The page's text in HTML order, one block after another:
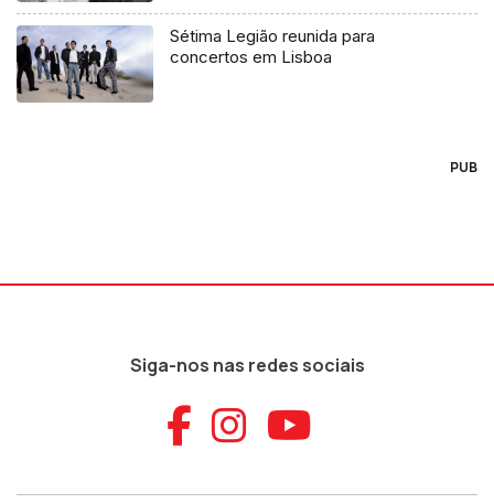
Sétima Legião reunida para
concertos em Lisboa
PUB
Siga-nos nas redes sociais
Aceder ao
Aceder ao
Aceder